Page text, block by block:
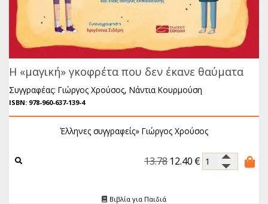
Παγκόσμιο Θέατρο
Ιστορία
Βιογραφίες
Λεξικά
Ημερολόγια
H «μαγική» γκοφρέτα που δεν έκανε θαύματα
Συγγραφέας: Γιώργος Χρούσος, Νάντια Κουρμούση
ISBN: 978-960-637-139-4
Έλληνες συγγραφείς» Γιώργος Χρούσος
13.78 12.40 €
Βιβλία για Παιδιά